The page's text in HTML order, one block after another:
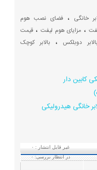
خانگی ،فضای نصب هوم
، مزایای هوم لیفت،قیمت
دوبلکس ،بالابر کوچک
کابین دار
خانگی هیدرولیکی
غیر قابل انتشار : ۰
در انتظار بررسی:۰